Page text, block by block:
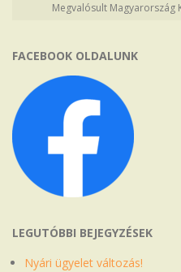
Megvalósult Magyarország
FACEBOOK OLDALUNK
LEGUTÓBBI BEJEGYZÉSEK
Nyári ügyelet változás!